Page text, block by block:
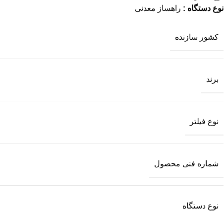
نوع دستگاه : راهساز معدنی
کشور سازنده
برند
نوع فیلتر
شماره فنی محصول
نوع دستگاه